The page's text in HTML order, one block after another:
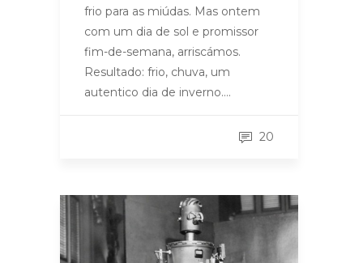
frio para as miúdas. Mas ontem
com um dia de sol e promissor
fim-de-semana, arriscámos.
Resultado: frio, chuva, um
autentico dia de inverno….
20